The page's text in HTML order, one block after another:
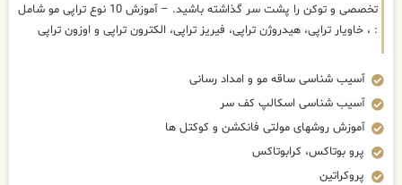
تخصصی و توکن را پشت سر گذاشته باشید. – آموزش 10 نوع تراپی مو شامل
: ، خاویار تراپی، هیدروژن تراپی، فیریز تراپی، الکترون تراپی و اوزون تراپی
آسیب شناسی ساقه مو و امداد رسانی
آسیب شناسی اسکالپ کف سر
آموزش روشهای مولتی فانکشن و کوکتل ها
پرو بوتاکس، کرابوتاکس
پروکراتین